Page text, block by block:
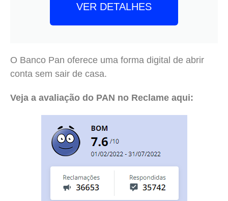
VER DETALHES
O Banco Pan oferece uma forma digital de abrir
conta sem sair de casa.
Veja a avaliação do PAN no Reclame aqui: